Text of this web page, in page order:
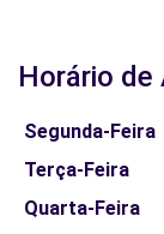
Horário de
Segunda-Feira
Terça-Feira
Quarta-Feira